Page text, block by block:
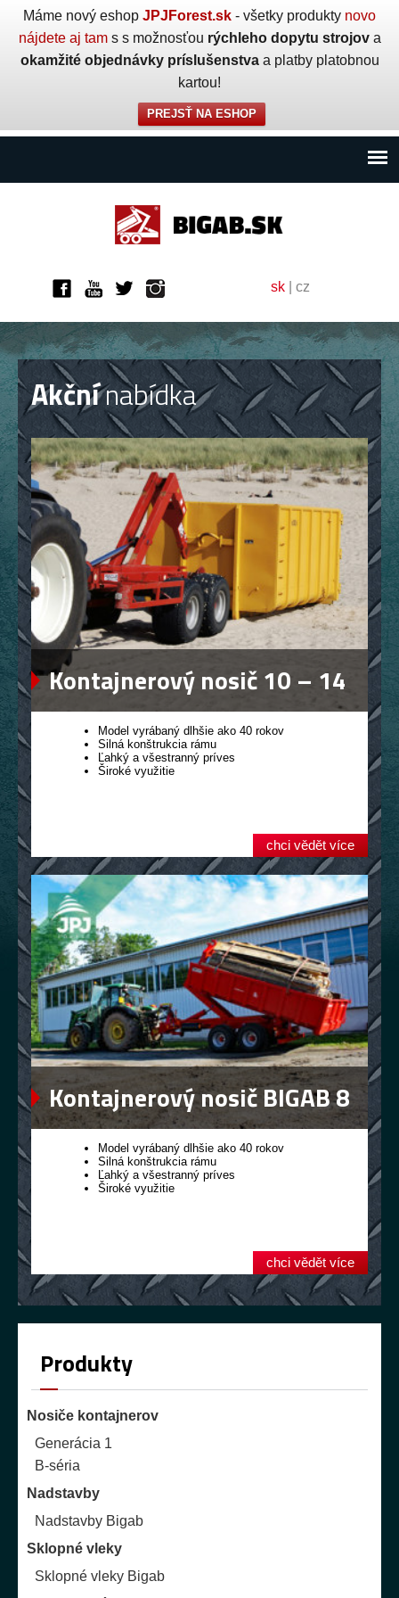
Máme nový eshop JPJForest.sk - všetky produkty novo
nájdete aj tams s možnosťou rýchleho dopytu strojova
okamžité objednávky príslušenstvaa platby platobnou
kartou!
PREJSŤ NA ESHOP
sk cz
Akčnínabídka
Kontajnerový nosič 10 – 14
Model vyrábaný dlhšie ako 40 rokov
Silná konštrukcia rámu
Ľahký a všestranný príves
Široké využitie
chci vědět více
Kontajnerový nosič BIGAB 8
– 12Model vyrábaný dlhšie ako 40 rokov
Silná konštrukcia rámu
Ľahký a všestranný príves
Široké využitie
chci vědět více
Produkty
Nosiče kontajnerov
Generácia 1
B-séria
Nadstavby
Nadstavby Bigab
Sklopné vleky
Sklopné vleky Bigab